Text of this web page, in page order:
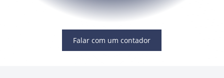
Falar com um contador